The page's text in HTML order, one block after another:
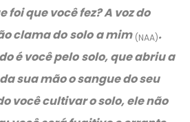
foi que você fez? A voz do
clama do solo a mim (NAA).
é você pelo solo, que abriu a
sua mão o sangue do seu
você cultivar o solo, ele não